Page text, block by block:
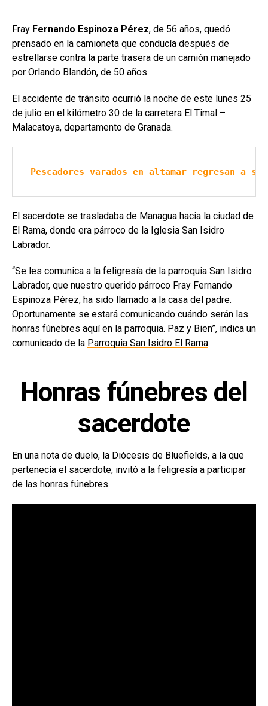
Fray Fernando Espinoza Pérez, de 56 años, quedó
prensado en la camioneta que conducía después de
estrellarse contra la parte trasera de un camión manejado
por Orlando Blandón, de 50 años.
El accidente de tránsito ocurrió la noche de este lunes 25
de julio en el kilómetro 30 de la carretera El Timal –
Malacatoya, departamento de Granada.
Pescadores varados en altamar regresan a
El sacerdote se trasladaba de Managua hacia la ciudad de
El Rama, donde era párroco de la Iglesia San Isidro
Labrador.
“Se les comunica a la feligresía de la parroquia San Isidro
Labrador, que nuestro querido párroco Fray Fernando
Espinoza Pérez, ha sido llamado a la casa del padre.
Oportunamente se estará comunicando cuándo serán las
honras fúnebres aquí en la parroquia. Paz y Bien”, indica un
comunicado de la Parroquia San Isidro El Rama.
Honras fúnebres del
sacerdote
En una nota de duelo, la Diócesis de Bluefields, a la que
pertenecía el sacerdote, invitó a la feligresía a participar
de las honras fúnebres.